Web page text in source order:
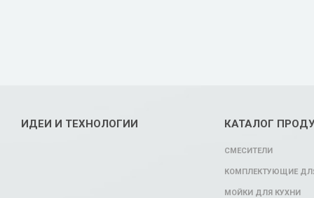
ИДЕИ И ТЕХНОЛОГИИ КАТАЛОГ
СМЕСИТЕЛИ
КОМПЛЕКТУЮЩИЕ
МОЙКИ ДЛЯ КУХНИ